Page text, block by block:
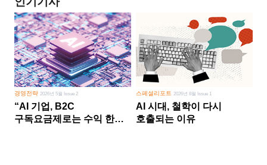
경영전략 2026년 5월 Issue 2
“AI 기업, B2C
구독요금제로는 수익 한계
스페셜리포트 2026년 8월 Issue 1
AI 시대, 철학이 다시
호출되는 이유